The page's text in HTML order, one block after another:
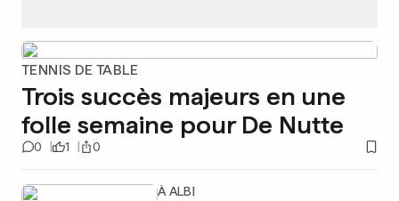
TENNIS DE TABLE
Trois succès majeurs en une
folle semaine pour De Nutte
0 1 0
À ALBI